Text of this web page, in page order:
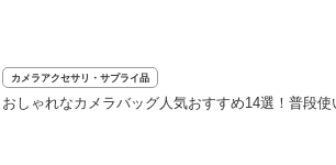
カメラアクセサリ・サプライ品
おしゃれなカメラバッグ人気おすすめ14選！普段